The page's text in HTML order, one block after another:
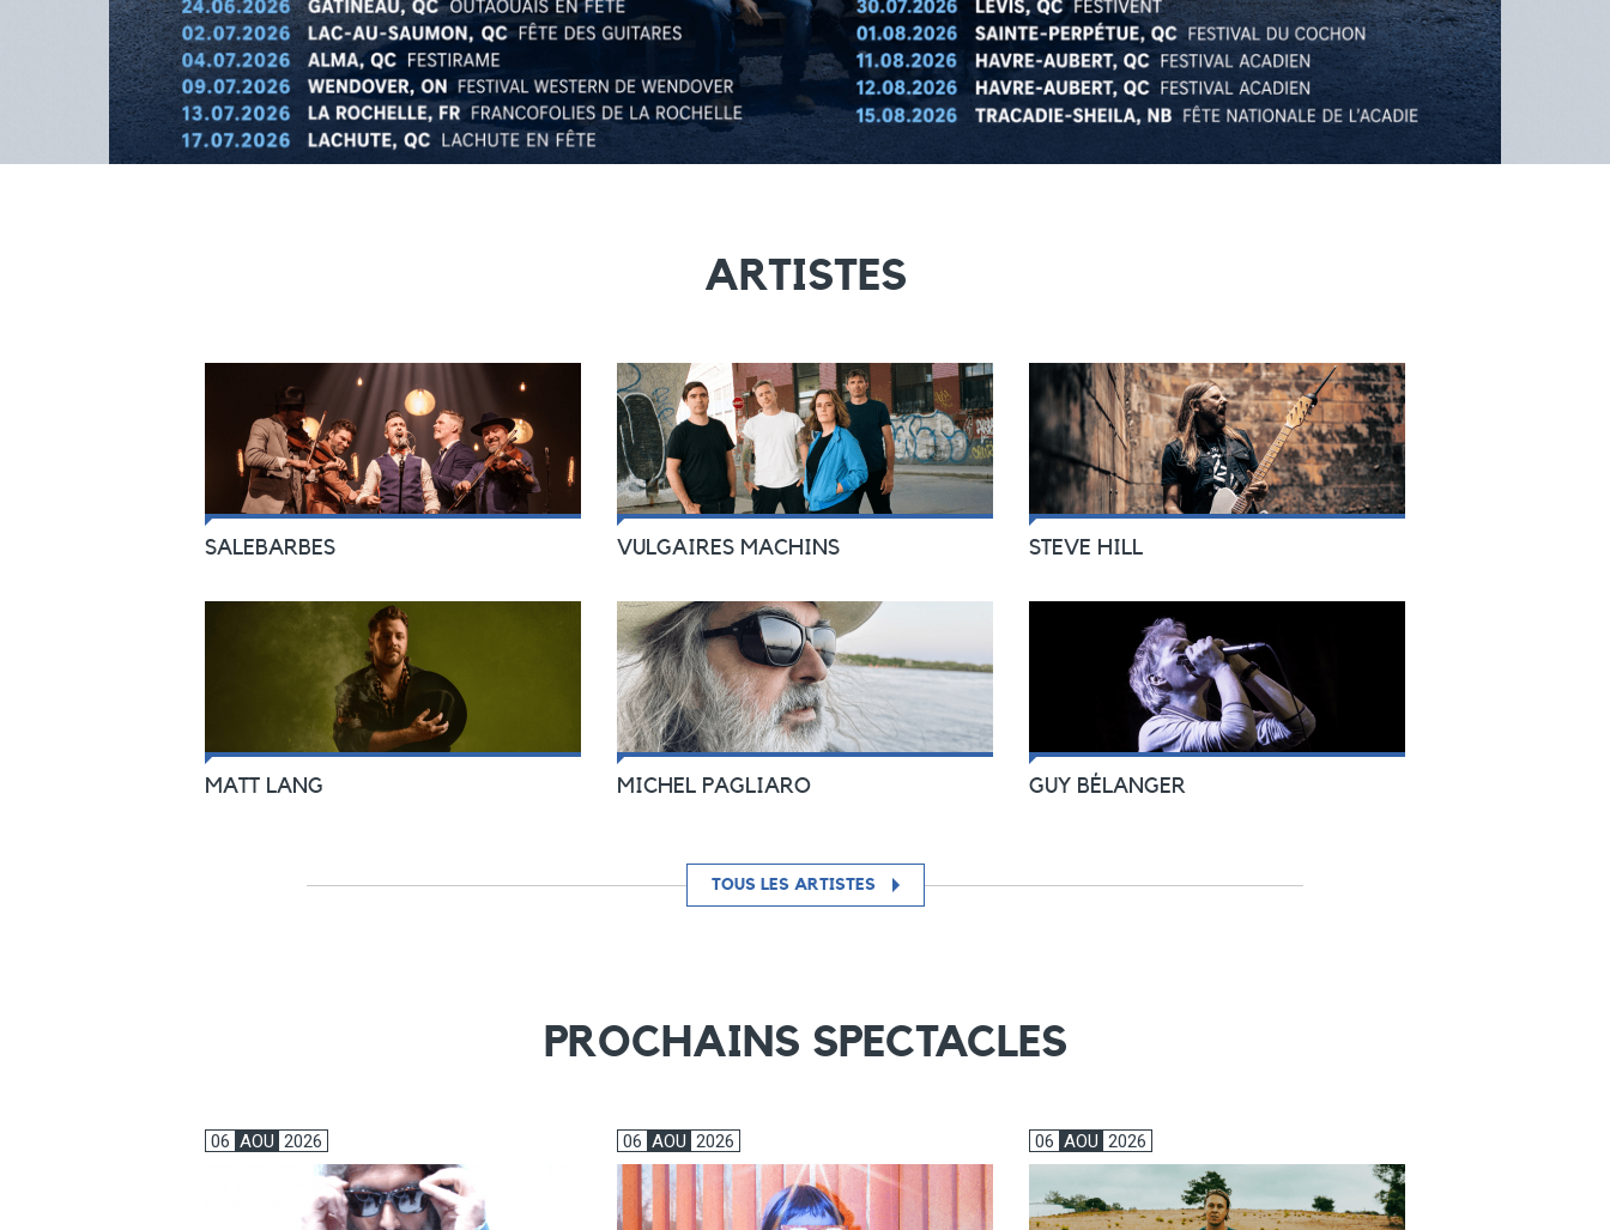
ARTISTES
SALEBARBES VULGAIRES MACHINS STEVE HILL
MATT LANG MICHEL PAGLIARO GUY BÉLANGER
TOUS LES ARTISTES
PROCHAINS SPECTACLES
06 AOU 2026 06 AOU 2026 06 AOU 2026